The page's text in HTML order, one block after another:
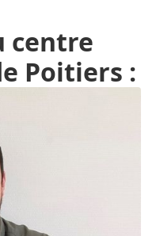
centre
Poitiers :